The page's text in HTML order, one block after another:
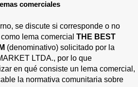
comerciales
se discute si corresponde o no
lema comercial THE BEST
(denominativo) solicitado por la
LTDA., por lo que
en qué consiste un lema comercial,
la normativa comunitaria sobre